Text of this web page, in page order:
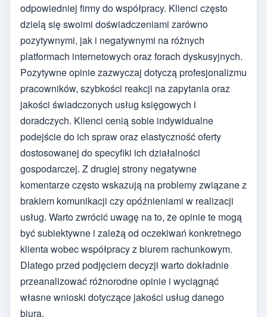
odpowiedniej firmy do współpracy. Klienci często
dzielą się swoimi doświadczeniami zarówno
pozytywnymi, jak i negatywnymi na różnych
platformach internetowych oraz forach dyskusyjnych.
Pozytywne opinie zazwyczaj dotyczą profesjonalizmu
pracowników, szybkości reakcji na zapytania oraz
jakości świadczonych usług księgowych i
doradczych. Klienci cenią sobie indywidualne
podejście do ich spraw oraz elastyczność oferty
dostosowanej do specyfiki ich działalności
gospodarczej. Z drugiej strony negatywne
komentarze często wskazują na problemy związane z
brakiem komunikacji czy opóźnieniami w realizacji
usług. Warto zwrócić uwagę na to, że opinie te mogą
być subiektywne i zależą od oczekiwań konkretnego
klienta wobec współpracy z biurem rachunkowym.
Dlatego przed podjęciem decyzji warto dokładnie
przeanalizować różnorodne opinie i wyciągnąć
własne wnioski dotyczące jakości usług danego
biura.